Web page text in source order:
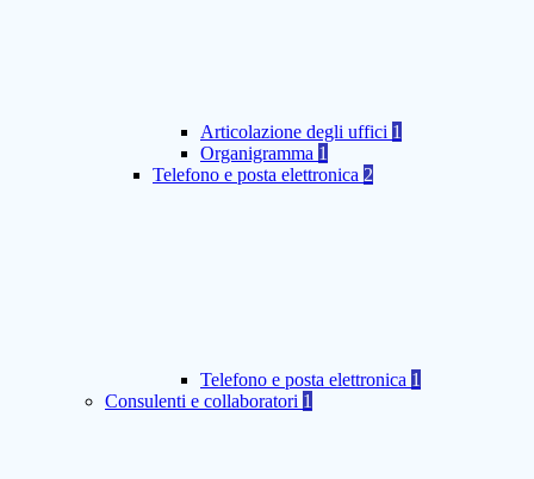
Articolazione degli uffici 1
Organigramma 1
Telefono e posta elettronica 2
Telefono e posta elettronica 1
Consulenti e collaboratori 1